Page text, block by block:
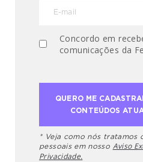
Concordo em
comunicações da
* Veja como nós tratamos
pessoais em nosso Aviso
Privacidade.